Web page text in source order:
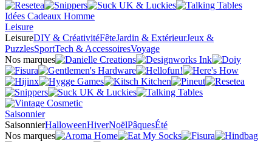
Idées Cadeaux Homme
Leisure
LeisureDIY & CréativitéFêteJardin & ExtérieurJeux &
PuzzlesSportTech & AccessoiresVoyage
Nos marques
Saisonnier
SaisonnierHalloweenHiverNoëlPâquesÉté
Nos marques